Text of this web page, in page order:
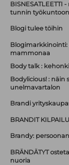
BISNESATLEETTI
tunnin
Blogi tulee töihin
mammonaa
Body talk :
Bodylicious! : näin
unelmavartalon
Brandi
BRANDIT
Brandy:
BRÄNDÄTYT
nuoria